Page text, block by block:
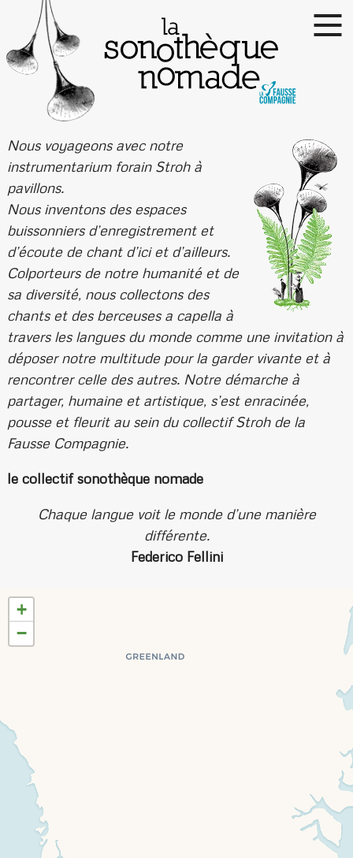
Nous voyageons avec notre
instrumentarium forain Stroh à
pavillons.
Nous inventons des espaces
buissonniers d’enregistrement et
d’écoute de chant d’ici et d’ailleurs.
Colporteurs de notre humanité et de
sa diversité, nous collectons des
chants et des berceuses a capella à
travers les langues du monde comme une invitation à
déposer notre multitude pour la garder vivante et à
rencontrer celle des autres. Notre démarche à
partager, humaine et artistique, s’est enracinée,
pousse et fleurit au sein du collectif Stroh de la
Fausse Compagnie.
le collectif sonothèque nomade
Chaque langue voit le monde d’une manière
différente.
Federico Fellini
+
−